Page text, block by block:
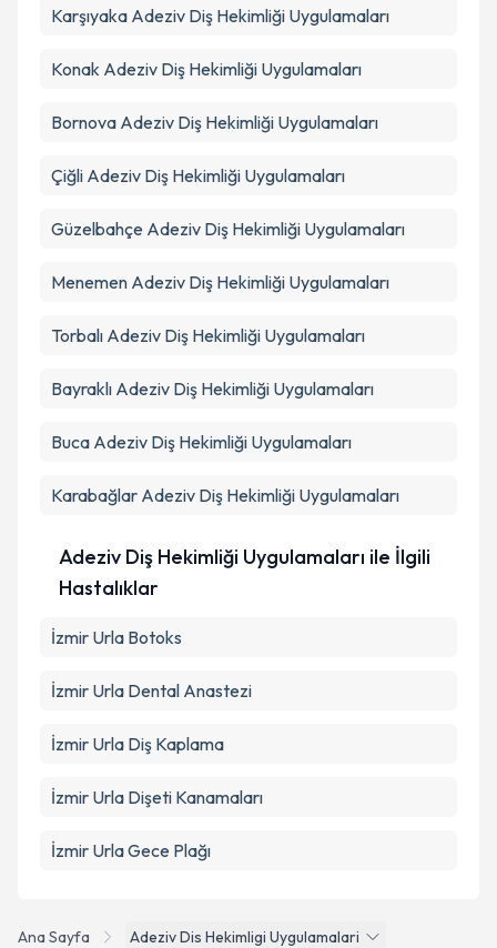
Ana Sayfa
Adeziv Dis Hekimligi Uygulamalari
Karşıyaka Adeziv Diş Hekimliği Uygulamaları
Konak Adeziv Diş Hekimliği Uygulamaları
Bornova Adeziv Diş Hekimliği Uygulamaları
Çiğli Adeziv Diş Hekimliği Uygulamaları
Güzelbahçe Adeziv Diş Hekimliği Uygulamaları
Menemen Adeziv Diş Hekimliği Uygulamaları
Torbalı Adeziv Diş Hekimliği Uygulamaları
Bayraklı Adeziv Diş Hekimliği Uygulamaları
Buca Adeziv Diş Hekimliği Uygulamaları
Karabağlar Adeziv Diş Hekimliği Uygulamaları
Adeziv Diş Hekimliği Uygulamaları ile İlgili
Hastalıklar
İzmir Urla Botoks
İzmir Urla Dental Anastezi
İzmir Urla Diş Kaplama
İzmir Urla Dişeti Kanamaları
İzmir Urla Gece Plağı